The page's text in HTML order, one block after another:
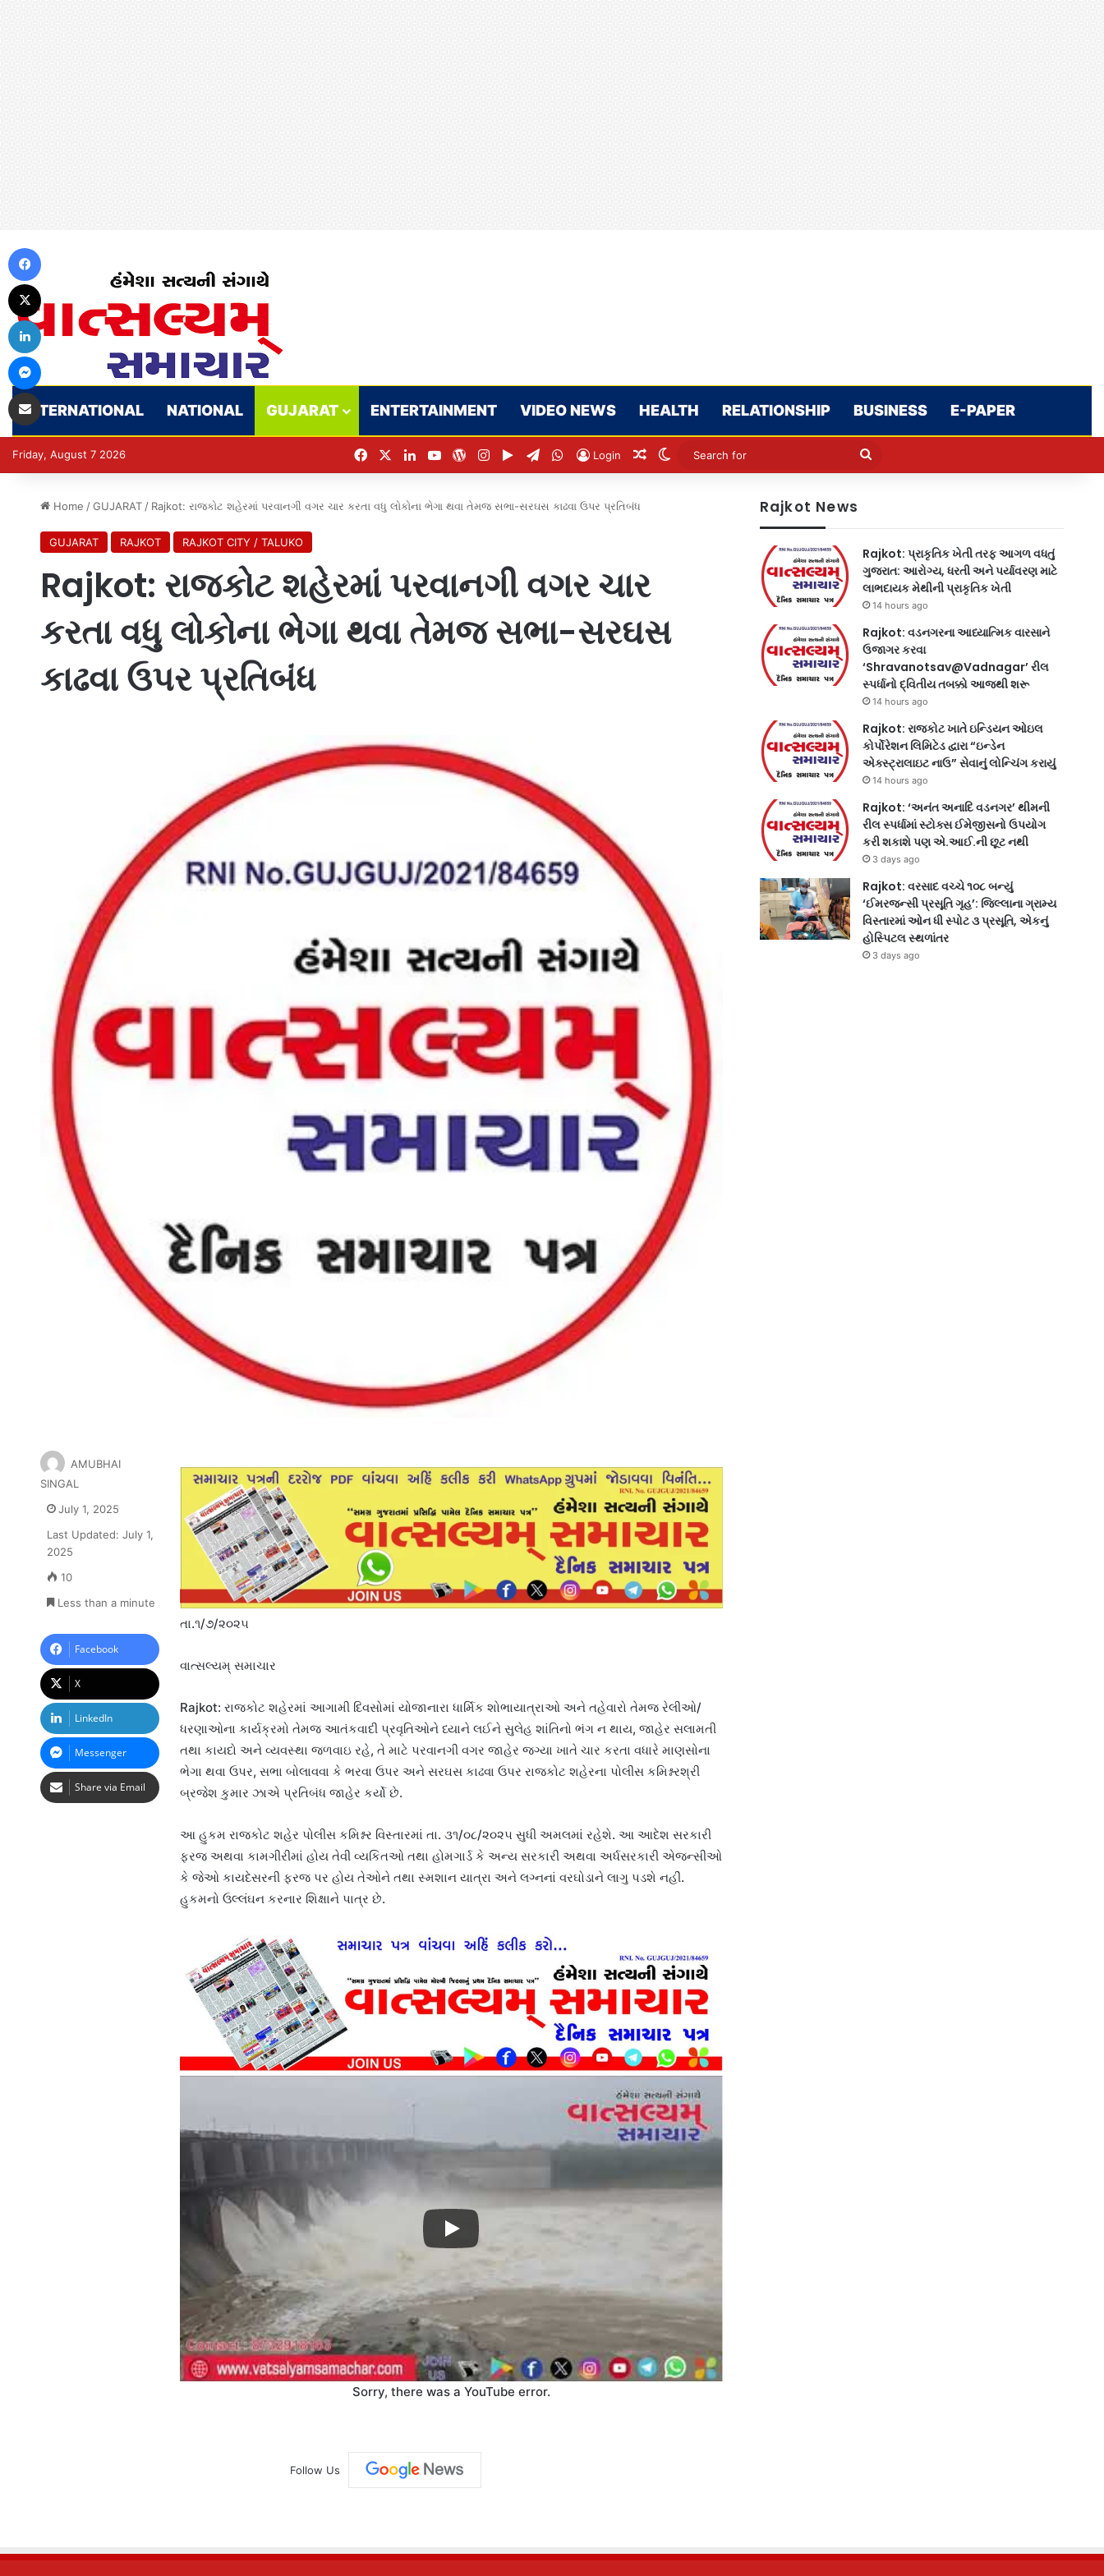
INTERNATIONAL NATIONAL GUJARAT ENTERTAINMENT VIDEO NEWS HEALTH RELATIONSHIP BUSINESS E-PAPER
Friday, August 7 2026 FacebookLinkedInYouTubeWordPress
Instagram
Google Play
Telegram
WhatsApp
Login Random Article
Switch skin
Search
Home / GUJARAT / Rajkot: રાજકોટ શહેરમાં પરવાનગી વગર ચાર કરતા વધુ લોકોના ભેગા થવા તેમજ સભા-સરઘસ કાઢવા ઉપર પ્રતિબંધ
GUJARAT RAJKOT RAJKOT CITY / TALUKO
Rajkot: રાજકોટ શહેરમાં પરવાનગી વગર ચાર
કરતા વધુ લોકોના ભેગા થવા તેમજ સભા-સરઘસ
કાઢવા ઉપર પ્રતિબંધ
તા.૧/૭/૨૦૨૫
વાત્સલ્યમ્ સમાચાર
Rajkot: રાજકોટ શહેરમાં આગામી દિવસોમાં યોજાનારા ધાર્મિક શોભાયાત્રાઓ અને તહેવારો તેમજ રેલીઓ/
ધરણાઓના કાર્યક્રમો તેમજ આતંકવાદી પ્રવૃતિઓને ધ્યાને લઈને સુલેહ શાંતિનો ભંગ ન થાય, જાહેર સલામતી
તથા કાયદો અને વ્યવસ્થા જળવાઇ રહે, તે માટે પરવાનગી વગર જાહેર જગ્યા ખાતે ચાર કરતા વધારે માણસોના
ભેગા થવા ઉપર, સભા બોલાવવા કે ભરવા ઉપર અને સરઘસ કાઢવા ઉપર રાજકોટ શહેરના પોલીસ કમિશ્નરશ્રી
બ્રજેશ કુમાર ઝાએ પ્રતિબંધ જાહેર કર્યો છે.
આ હુકમ રાજકોટ શહેર પોલીસ કમિશ્નર વિસ્તારમાં તા. ૩૧/૦૮/૨૦૨૫ સુધી અમલમાં રહેશે. આ આદેશ સરકારી
ફરજ અથવા કામગીરીમાં હોય તેવી વ્યકિતઓ તથા હોમગાર્ડ કે અન્ય સરકારી અથવા અર્ધસરકારી એજન્સીઓ
કે જેઓ કાયદેસરની ફરજ પર હોય તેઓને તથા સ્મશાન યાત્રા અને લગ્નનાં વરઘોડાને લાગુ પડશે નહીં.
હુકમનો ઉલ્લંઘન કરનાર શિક્ષાને પાત્ર છે.
Sorry, there was a YouTube error.
AMUBHAI
SINGAL
July 1, 2025
Last Updated: July 1,
2025
10
Less than a minute
Facebook
X
LinkedIn
Messenger
Share via Email
Follow Us
Rajkot News
Rajkot: પ્રાકૃતિક ખેતી તરફ આગળ વધતું
ગુજરાત: આરોગ્ય, ધરતી અને પર્યાવરણ માટે
લાભદાયક મેથીની પ્રાકૃતિક ખેતી
14 hours ago
Rajkot: વડનગરના આધ્યાત્મિક વારસાને
ઉજાગર કરવા
‘Shravanotsav@Vadnagar’ રીલ
સ્પર્ધાનો દ્વિતીય તબક્કો આજથી શરૂ
14 hours ago
Rajkot: રાજકોટ ખાતે ઇન્ડિયન ઓઇલ
કોર્પોરેશન લિમિટેડ દ્વારા “ઇન્ડેન
એક્સ્ટ્રાલાઇટ નાઉ” સેવાનું લોન્ચિંગ કરાયું
14 hours ago
Rajkot: ‘અનંત અનાદિ વડનગર’ થીમની
રીલ સ્પર્ધામાં સ્ટોક્સ ઈમેજીસનો ઉપયોગ
કરી શકાશે પણ એ.આઈ.ની છૂટ નથી
3 days ago
Rajkot: વરસાદ વચ્ચે ૧૦૮ બન્યું
‘ઈમરજન્સી પ્રસૂતિ ગૃહ’: જિલ્લાના ગ્રામ્ય
વિસ્તારમાં ઓન ધી સ્પોટ ૩ પ્રસૂતિ, એકનું
હોસ્પિટલ સ્થળાંતર
3 days ago
LinkedIn